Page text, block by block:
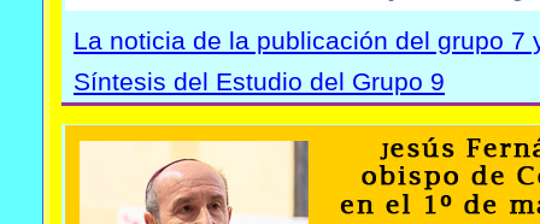
La noticia de la publicación del grupo 7
Síntesis del Estudio del Grupo 9